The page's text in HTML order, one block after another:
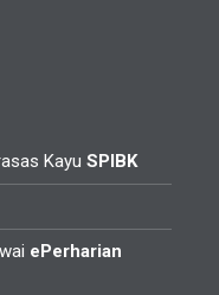
Kayu SPIBK
ePerharian